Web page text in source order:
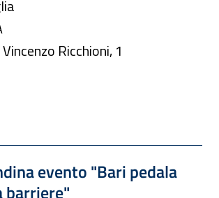
Ricchioni, 1
evento "Bari pedala
barriere"
— Dimensione 623.23 kB